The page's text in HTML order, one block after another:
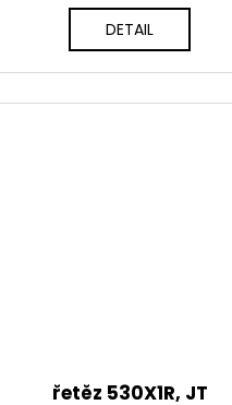
DETAIL
řetěz 530X1R, JT